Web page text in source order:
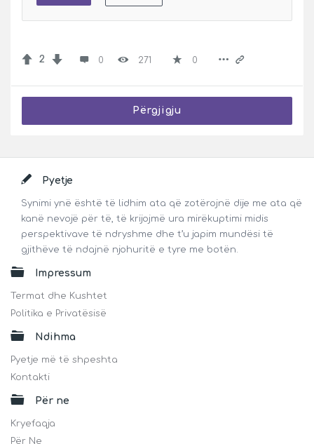
2 0 271 0
Përgjigju
FooterPyetje
Synimi ynë është të lidhim ata që zotërojnë dije me ata që
kanë nevojë për të, të krijojmë ura mirëkuptimi midis
perspektivave të ndryshme dhe t’u japim mundësi të
gjithëve të ndajnë njohuritë e tyre me botën.
Impressum
Termat dhe Kushtet
Politika e Privatësisë
Ndihma
Pyetje më të shpeshta
Kontakti
Për ne
Kryefaqja
Për Ne